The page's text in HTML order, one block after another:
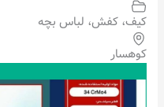
کیف، کفش، لباس بچه
کوهسار